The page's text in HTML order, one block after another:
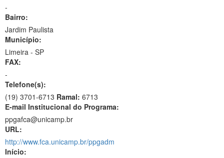
-
Bairro:
Jardim Paulista
Município:
Limeira - SP
FAX:
-
Telefone(s):
(19) 3701-6713 Ramal: 6713
E-mail Institucional do Programa:
ppgafca@unicamp.br
URL:
http://www.fca.unicamp.br/ppgadm
Início: